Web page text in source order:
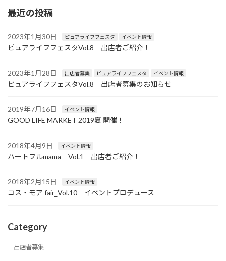
最近の投稿
2023年1月30日 ピュアライフフェスタ イベント情報
ピュアライフフェスタVol.8 出店者ご紹介！
2023年1月28日 出店者募集 ピュアライフフェスタ イベント情報
ピュアライフフェスタVol.8 出店者募集のお知らせ
2019年7月16日 イベント情報
GOOD LIFE MARKET 2019夏 開催！
2018年4月9日 イベント情報
ハートフルmama Vol.1 出店者ご紹介！
2018年2月15日 イベント情報
コス・モア fair_Vol.10 イベントプロデュース
Category
出店者募集